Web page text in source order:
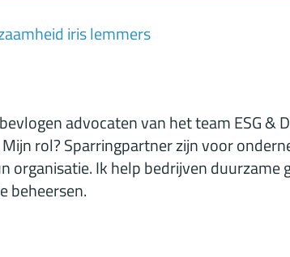
iris lemmers
advocaten van het team ESG &
rol? Sparringpartner zijn voor
organisatie. Ik help bedrijven duurzame
beheersen.